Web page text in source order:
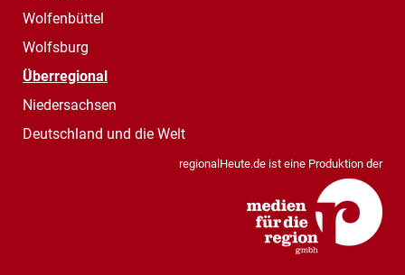
Wolfenbüttel
Wolfsburg
Überregional
Niedersachsen
Deutschland und die Welt
regionalHeute.de ist eine Produktion der